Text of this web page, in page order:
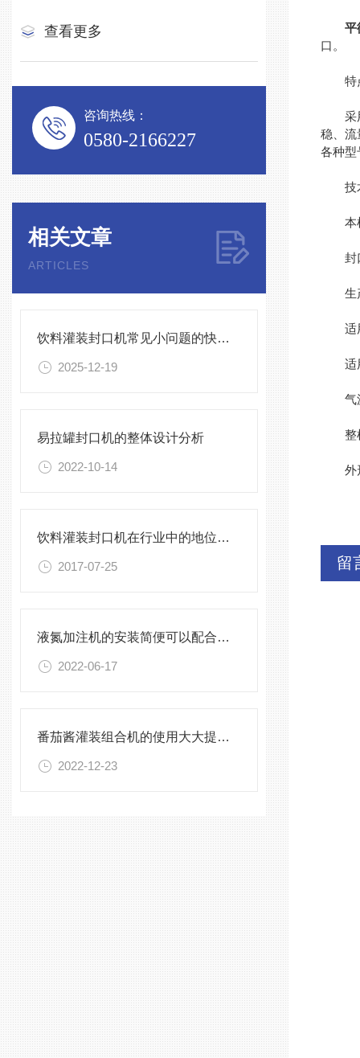
查看更多
咨询热线：
0580-2166227
相关文章
ARTICLES
饮料灌装封口机常见小问题的快速诊断与解决方法指南
2025-12-19
易拉罐封口机的整体设计分析
2022-10-14
饮料灌装封口机在行业中的地位大大的提高
2017-07-25
液氮加注机的安装简便可以配合任何生产线
2022-06-17
番茄酱灌装组合机的使用大大提高了生产效率
2022-12-23
平
口。
特
采用
稳、流
各种型
技
本机
封口
生产
适用
适用
气源
整机
外形
留